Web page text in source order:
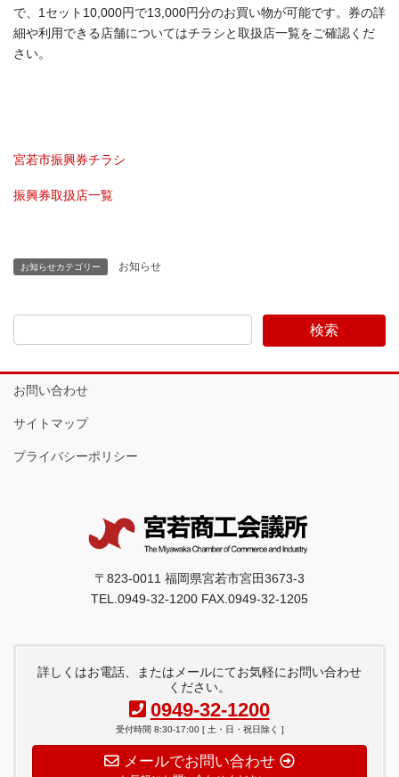
で、1セット10,000円で13,000円分のお買い物が可能です。券の詳
細や利用できる店舗についてはチラシと取扱店一覧をご確認くだ
さい。
宮若市振興券チラシ
振興券取扱店一覧
お知らせカテゴリー お知らせ
お問い合わせ
サイトマップ
プライバシーポリシー
〒823-0011 福岡県宮若市宮田3673-3
TEL.0949-32-1200 FAX.0949-32-1205
詳しくはお電話、またはメールにてお気軽にお問い合わせ
ください。
0949-32-1200
受付時間 8:30-17:00 [ 土・日・祝日除く ]
メールでお問い合わせ